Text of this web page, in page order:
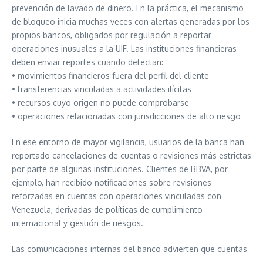
prevención de lavado de dinero. En la práctica, el mecanismo
de bloqueo inicia muchas veces con alertas generadas por los
propios bancos, obligados por regulación a reportar
operaciones inusuales a la UIF. Las instituciones financieras
deben enviar reportes cuando detectan:
• movimientos financieros fuera del perfil del cliente
• transferencias vinculadas a actividades ilícitas
• recursos cuyo origen no puede comprobarse
• operaciones relacionadas con jurisdicciones de alto riesgo
En ese entorno de mayor vigilancia, usuarios de la banca han
reportado cancelaciones de cuentas o revisiones más estrictas
por parte de algunas instituciones. Clientes de BBVA, por
ejemplo, han recibido notificaciones sobre revisiones
reforzadas en cuentas con operaciones vinculadas con
Venezuela, derivadas de políticas de cumplimiento
internacional y gestión de riesgos.
Las comunicaciones internas del banco advierten que cuentas